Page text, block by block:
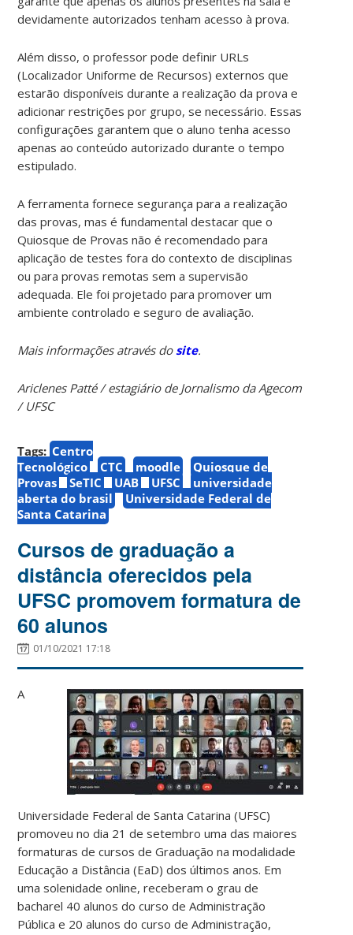
devidamente autorizados tenham acesso à prova.
Além disso, o professor pode definir URLs
(Localizador Uniforme de Recursos) externos que
estarão disponíveis durante a realização da prova e
adicionar restrições por grupo, se necessário. Essas
configurações garantem que o aluno tenha acesso
apenas ao conteúdo autorizado durante o tempo
estipulado.
A ferramenta fornece segurança para a realização
das provas, mas é fundamental destacar que o
Quiosque de Provas não é recomendado para
aplicação de testes fora do contexto de disciplinas
ou para provas remotas sem a supervisão
adequada. Ele foi projetado para promover um
ambiente controlado e seguro de avaliação.
Mais informações através do site.
Ariclenes Patté / estagiário de Jornalismo da Agecom
/ UFSC
Tags: Centro
Tecnológico
CTC moodle
Quiosque de
Provas
SeTIC UAB UFSC
universidade
aberta do brasil
Universidade Federal de
Santa Catarina
Cursos de graduação a
distância oferecidos pela
UFSC promovem formatura de
60 alunos
01/10/2021 17:18
A
Universidade Federal de Santa Catarina (UFSC)
promoveu no dia 21 de setembro uma das maiores
formaturas de cursos de Graduação na modalidade
Educação a Distância (EaD) dos últimos anos. Em
uma solenidade online, receberam o grau de
bacharel 40 alunos do curso de Administração
Pública e 20 alunos do curso de Administração,